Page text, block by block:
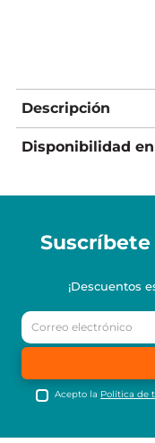
Descripción
Disponibilidad
¡Descuentos
Acepto la Política de